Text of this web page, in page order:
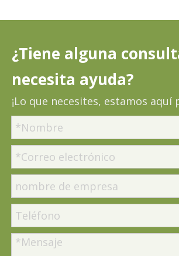
¿Tiene alguna
necesita ayuda?
¡Lo que necesites, estamos aquí